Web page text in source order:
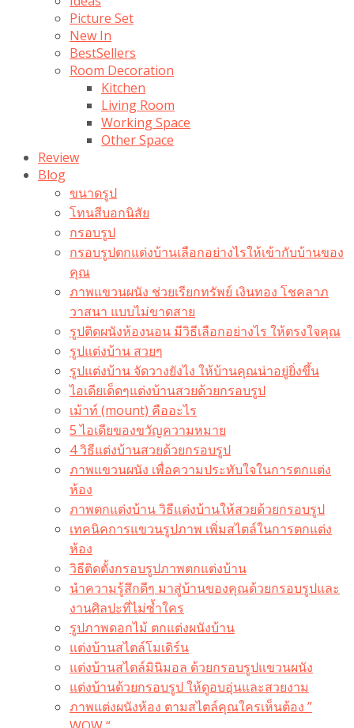
Picture Set
New In
BestSellers
Room Decoration
Kitchen
Living Room
Working Space
Other Space
Review
Blog
ขนาดรูป
โทนสีบอกนิสัย
กรอบรูป
กรอบรูปตกแต่งบ้านเลือกอย่างไรให้เข้ากับบ้านของ
คุณ
ภาพแขวนผนัง ช่วยเรียกทรัพย์ เงินทอง โชคลาภ
วาสนา แบบไม่ขาดสาย
รูปติดผนังห้องนอน มีวิธีเลือกอย่างไร ให้ตรงใจคุณ
รูปแต่งบ้าน สวยๆ
รูปแต่งบ้าน จัดวางยังไง ให้บ้านคุณน่าอยู่ยิ่งขึ้น
ไอเดียเด็ดๆแต่งบ้านสวยด้วยกรอบรูป
เม้าท์ (mount) คืออะไร​
5 ไอเดียของขวัญความหมาย
4 วิธีแต่งบ้านสวยด้วยกรอบรูป
ภาพแขวนผนัง เพื่อความประทับใจในการตกแต่ง
ห้อง
ภาพตกแต่งบ้าน วิธีแต่งบ้านให้สวยด้วยกรอบรูป
เทคนิคการแขวนรูปภาพ เพิ่มสไตล์ในการตกแต่ง
ห้อง
วิธีติดตั้งกรอบรูปภาพตกแต่งบ้าน
นำความรู้สึกดีๆ มาสู่บ้านของคุณด้วยกรอบรูปและ
งานศิลปะที่ไม่ซ้ำใคร
รูปภาพดอกไม้ ตกแต่งผนังบ้าน
แต่งบ้านสไตล์โมเดิร์น
แต่งบ้านสไตล์มินิมอล ด้วยกรอบรูปแขวนผนัง
แต่งบ้านด้วยกรอบรูป ให้ดูอบอุ่นและสวยงาม
ภาพแต่งผนังห้อง ตามสไตล์คุณใครเห็นต้อง ”